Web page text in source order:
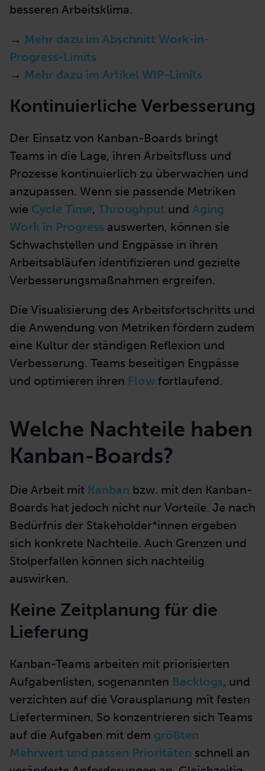
besseren Arbeitsklima.
→ Mehr dazu im Abschnitt Work-in-
Progress-Limits
→ Mehr dazu im Artikel WIP-Limits
Kontinuierliche Verbesserung
Der Einsatz von Kanban-Boards bringt
Teams in die Lage, ihren Arbeitsfluss und
Prozesse kontinuierlich zu überwachen und
anzupassen. Wenn sie passende Metriken
wie Cycle Time, Throughput und Aging
Work in Progress auswerten, können sie
Schwachstellen und Engpässe in ihren
Arbeitsabläufen identifizieren und gezielte
Verbesserungsmaßnahmen ergreifen.
Die Visualisierung des Arbeitsfortschritts und
die Anwendung von Metriken fördern zudem
eine Kultur der ständigen Reflexion und
Verbesserung. Teams beseitigen Engpässe
und optimieren ihren Flow fortlaufend.
Welche Nachteile haben
Kanban-Boards?
Die Arbeit mit Kanban bzw. mit den Kanban-
Boards hat jedoch nicht nur Vorteile. Je nach
Bedürfnis der Stakeholder*innen ergeben
sich konkrete Nachteile. Auch Grenzen und
Stolperfallen können sich nachteilig
auswirken.
Keine Zeitplanung für die
Lieferung
Kanban-Teams arbeiten mit priorisierten
Aufgabenlisten, sogenannten Backlogs, und
verzichten auf die Vorausplanung mit festen
Lieferterminen. So konzentrieren sich Teams
auf die Aufgaben mit dem größten
Mehrwert und passen Prioritäten schnell an